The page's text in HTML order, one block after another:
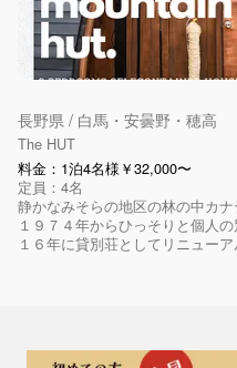
長野県 / 白馬・安曇野・穂高
The HUT
料金：1泊4名様￥32,000〜
定員：4名
静かなみそらの地区の林の中カ
１９７４年からひっそりと個人
１６年に貸別荘としてリニュー